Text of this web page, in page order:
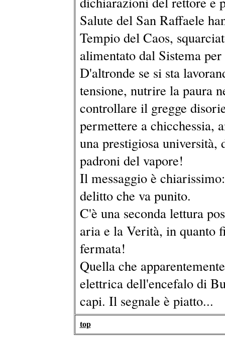
Salute del San Raffaele
Tempio del Caos,
alimentato dal Sistema
D'altronde se si sta
tensione, nutrire la paura
controllare il gregge
permettere a chicchessia,
una prestigiosa
padroni del vapore!
Il messaggio è
delitto che va punito.
C'è una seconda lettura
aria e la Verità, in quanto
fermata!
Quella che
elettrica dell'encefalo di
capi. Il segnale è piatto...
top